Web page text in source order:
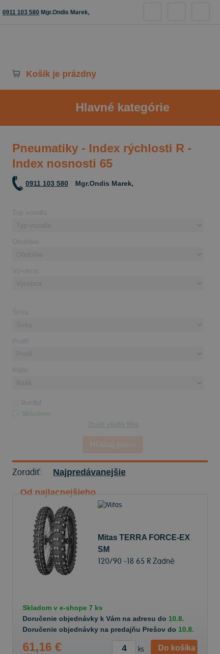
0911 103 580 Mgr.Ondis Marek,
Košík je prázdny
Hlavné kategórie
Pneumatiky - Index rýchlosti R -
Index nosnosti 65
0911 103 580 Mgr.Ondis Marek,
Typ vozidla:
Obdobie:
Výrobca:
Šírka:
Profil:
Ráfik:
Runflat
Skladom
Zrušiť všetky filtre
Zoradiť: Najpredávanejšie
Od najlacnejšieho
Mitas TERRA FORCE-EX
SM
120/90 -18 65 R Zadné
Skladom v e-shope 7 ks
Doručenie objednávky k Vám na adresu do 10.8.
Doručenie objednávky na predajňu Prešov do 10.8.
61,16 € ks Do košíka